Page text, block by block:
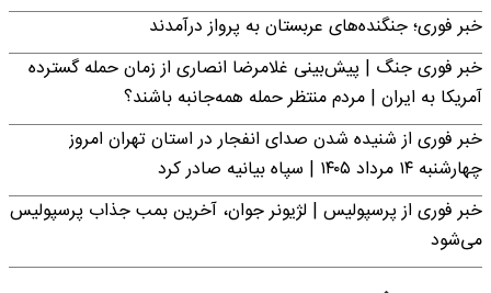
خبر فوری؛ جنگنده‌های عربستان به پرواز درآمدند
خبر فوری جنگ | پیش‌بینی غلامرضا انصاری از زمان حمله گسترده
آمریکا به ایران | مردم منتظر حمله همه‌جانبه باشند؟
خبر فوری از شنیده شدن صدای انفجار در استان تهران امروز
چهارشنبه ۱۴ مرداد ۱۴۰۵ | سپاه بیانیه صادر کرد
خبر فوری از پرسپولیس | لژیونر جوان، آخرین بمب جذاب پرسپولیس
می‌شود